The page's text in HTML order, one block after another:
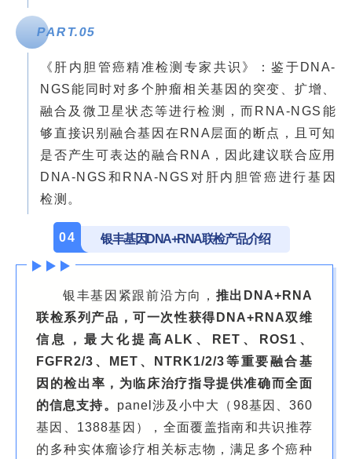
PART.05
《肝内胆管癌精准检测专家共识》：鉴于DNA-
NGS能同时对多个肿瘤相关基因的突变、扩增、
融合及微卫星状态等进行检测，而RNA-NGS能
够直接识别融合基因在RNA层面的断点，且可知
是否产生可表达的融合RNA，因此建议联合应用
DNA-NGS和RNA-NGS对肝内胆管癌进行基因
检测。
04 银丰基因DNA+RNA联检产品介绍
银丰基因紧跟前沿方向， 推出DNA+RNA
联检系列产品，可一次性获得DNA+RNA双维
信息，最大化提高ALK、RET、ROS1、
FGFR2/3、MET、NTRK1/2/3等重要融合基
因的检出率，为临床治疗指导提供准确而全面
的信息支持。 panel涉及小中大（98基因、360
基因、1388基因），全面覆盖指南和共识推荐
的多种实体瘤诊疗相关标志物，满足多个癌种